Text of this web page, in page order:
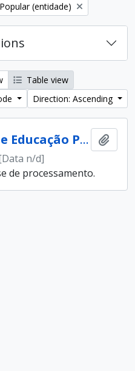
(entidade)
Table view
Direction: Ascending
InFormar : Cultura e Educação Popular (entidade)
n/d]
de processamento.